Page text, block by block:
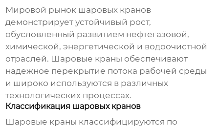
Мировой рынок шаровых кранов
демонстрирует устойчивый рост,
обусловленный развитием нефтегазовой,
химической, энергетической и водоочистной
отраслей. Шаровые краны обеспечивают
надежное перекрытие потока рабочей среды
и широко используются в различных
технологических процессах.
Классификация шаровых кранов
Шаровые краны классифицируются по